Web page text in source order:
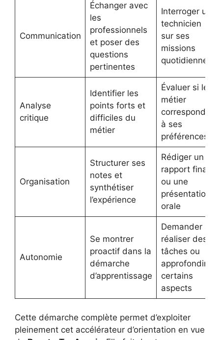
Communication
Échanger avec
les
professionnels
et poser des
questions
pertinentes
Interroger un
technicien
sur ses
missions
quotidiennes
Analyse
critique
Identifier les
points forts et
difficiles du
métier
Évaluer si le
métier
correspond
à ses
préférences
Organisation
Structurer ses
notes et
synthétiser
l’expérience
Rédiger un
rapport final
ou une
présentation
orale
Autonomie
Se montrer
proactif dans la
démarche
d’apprentissage
Demander à
réaliser des
tâches ou
approfondir
certains
aspects
Cette démarche complète permet d’exploiter
pleinement cet accélérateur d’orientation en vue